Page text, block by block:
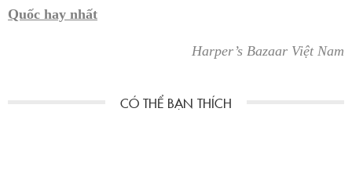
Quốc hay nhất
Harper’s Bazaar Việt Nam